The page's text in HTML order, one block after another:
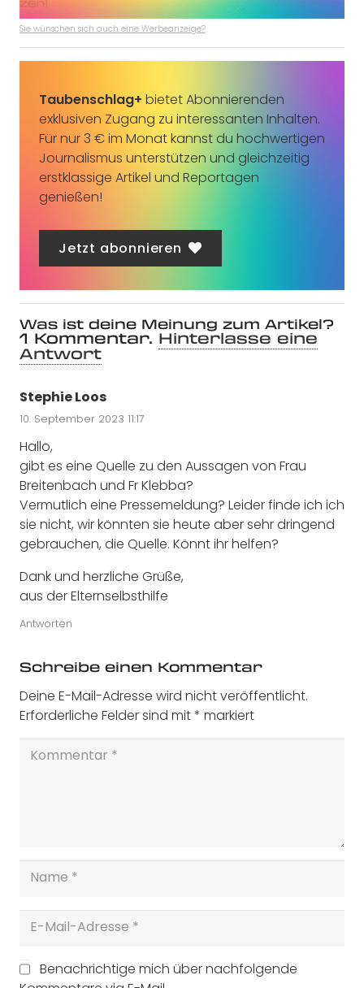
Sie wünschen sich auch eine Werbeanzeige?
Taubenschlag+ bietet Abonnierenden
exklusiven Zugang zu interessanten Inhalten.
Für nur 3 € im Monat kannst du hochwertigen
Journalismus unterstützen und gleichzeitig
erstklassige Artikel und Reportagen
genießen!
Jetzt abonnieren
Was ist deine Meinung zum Artikel?
1 Kommentar. Hinterlasse eine
Antwort
Stephie Loos
10. September 2023 11:17
Hallo,
gibt es eine Quelle zu den Aussagen von Frau
Breitenbach und Fr Klebba?
Vermutlich eine Pressemeldung? Leider finde ich ich
sie nicht, wir könnten sie heute aber sehr dringend
gebrauchen, die Quelle. Könnt ihr helfen?
Dank und herzliche Grüße,
aus der Elternselbsthilfe
Antworten
Schreibe einen Kommentar
Deine E-Mail-Adresse wird nicht veröffentlicht.
Erforderliche Felder sind mit* markiert
Benachrichtige mich über nachfolgende